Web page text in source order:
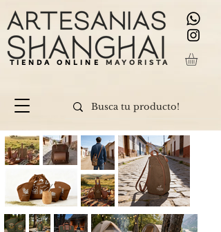
TIENDA ONLINEMAYORISTA